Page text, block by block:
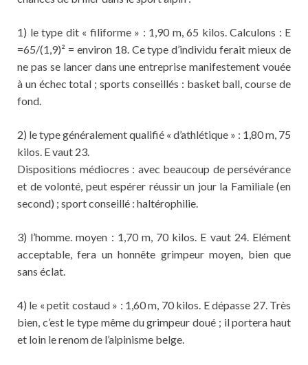
1) le type dit « filiforme » : 1,90 m, 65 kilos. Calculons : E
=65/(1,9)² = environ 18. Ce type d’individu ferait mieux de
ne pas se lancer dans une entreprise manifestement vouée
à un échec total ; sports conseillés : basket ball, course de
fond.
2) le type généralement qualifié « d’athlétique » : 1,80 m, 75
kilos. E vaut 23.
Dispositions médiocres : avec beaucoup de persévérance
et de volonté, peut espérer réussir un jour la Familiale (en
second) ; sport conseillé : haltérophilie.
3) l’homme. moyen : 1,70 m, 70 kilos. E vaut 24. Elément
acceptable, fera un honnête grimpeur moyen, bien que
sans éclat.
4) le « petit costaud » : 1,60 m, 70 kilos. E dépasse 27. Très
bien, c’est le type même du grimpeur doué ; il portera haut
et loin le renom de l’alpinisme belge.